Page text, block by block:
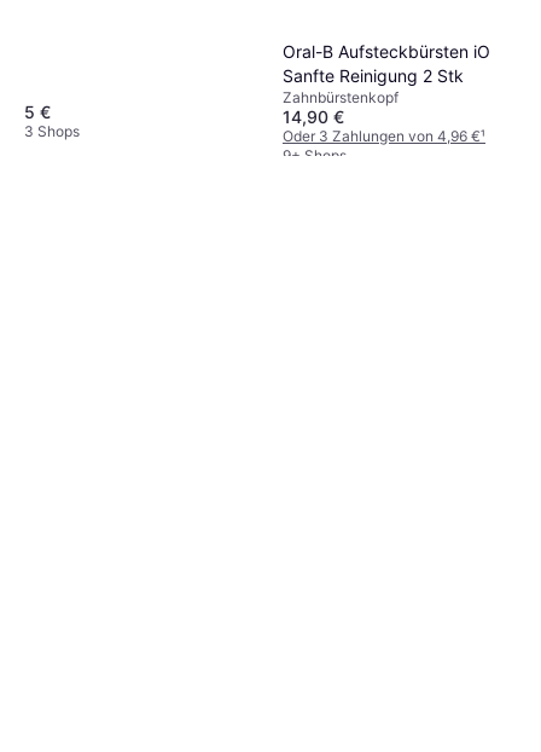
5 €
3 Shops
Oral-B Aufsteckbürsten iO
Sanfte Reinigung 2 Stk
Zahnbürstenkopf
14,90 €
Oder 3 Zahlungen von 4,96 €¹
9+ Shops